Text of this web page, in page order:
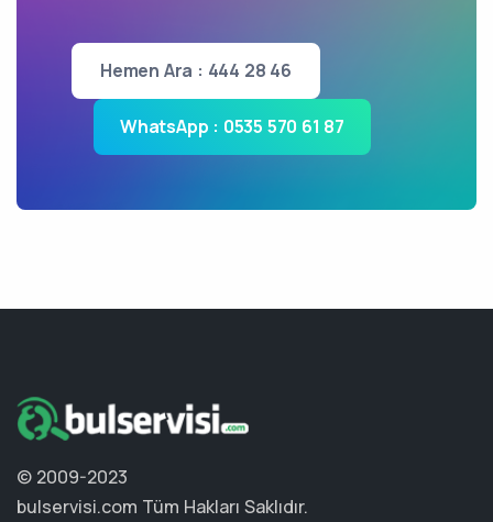
Hemen Ara : 444 28 46
WhatsApp : 0535 570 61 87
© 2009-2023
bulservisi.com Tüm Hakları Saklıdır.